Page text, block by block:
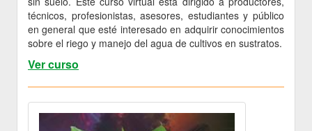
técnicos, profesionistas, asesores, estudiantes y público
en general que esté interesado en adquirir conocimientos
sobre el riego y manejo del agua de cultivos en sustratos.
Ver curso